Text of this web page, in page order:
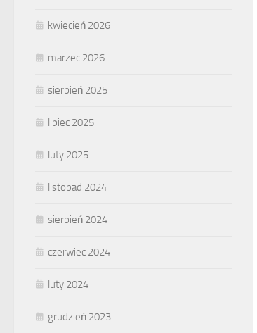
kwiecień 2026
marzec 2026
sierpień 2025
lipiec 2025
luty 2025
listopad 2024
sierpień 2024
czerwiec 2024
luty 2024
grudzień 2023